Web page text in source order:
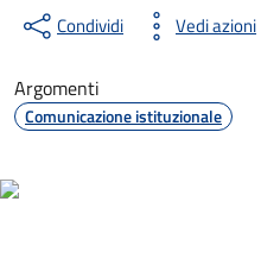
Condividi Vedi azioni
Argomenti
Comunicazione istituzionale